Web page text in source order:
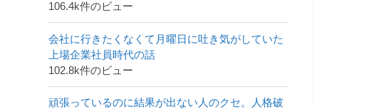
106.4k件のビュー
会社に行きたくなくて月曜日に吐き気がしていた
上場企業社員時代の話
102.8k件のビュー
頑張っているのに結果が出ない人のクセ。人格破